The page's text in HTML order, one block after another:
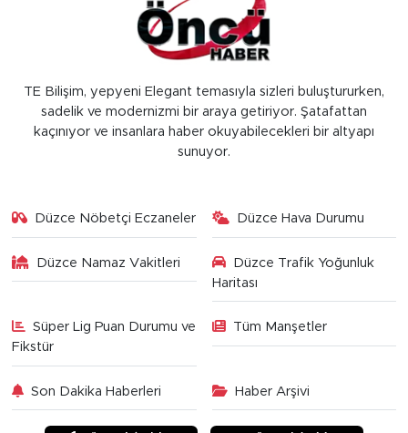
TE Bilişim, yepyeni Elegant temasıyla sizleri buluştururken,
sadelik ve modernizmi bir araya getiriyor. Şatafattan
kaçınıyor ve insanlara haber okuyabilecekleri bir altyapı
sunuyor.
Düzce Nöbetçi Eczaneler Düzce Hava Durumu
Düzce Namaz Vakitleri
Düzce Trafik Yoğunluk
Haritası
Süper Lig Puan Durumu ve
Fikstür
Tüm Manşetler
Son Dakika Haberleri Haber Arşivi